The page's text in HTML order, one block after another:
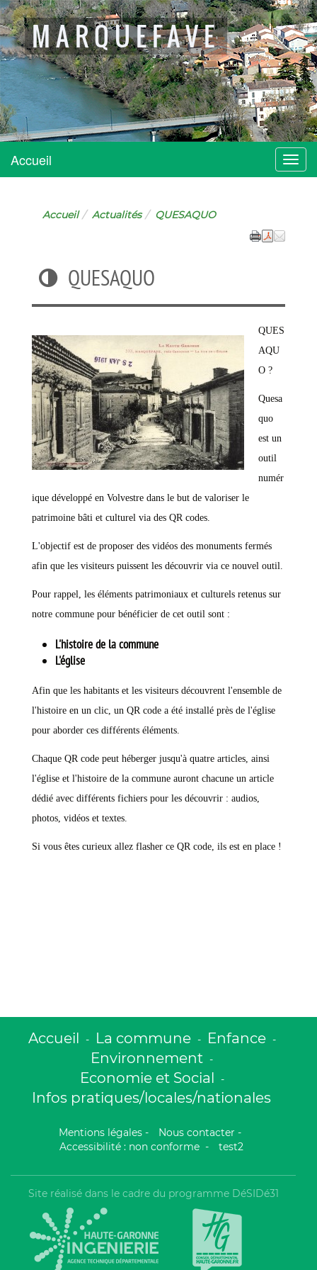
MARQUEFAVE
Menu
Accueil
Accueil Actualités QUESAQUO
QUESAQUO
QUES
AQU
O ?
Quesa
quo
est un
outil
numér
ique développé en Volvestre dans le but de valoriser le
patrimoine bâti et culturel via des QR codes.
L'objectif est de proposer des vidéos des monuments fermés
afin que les visiteurs puissent les découvrir via ce nouvel outil.
Pour rappel, les éléments patrimoniaux et culturels retenus sur
notre commune pour bénéficier de cet outil sont :
L'histoire de la commune
L'église
Afin que les habitants et les visiteurs découvrent l'ensemble de
l'histoire en un clic, un QR code a été installé près de l'église
pour aborder ces différents éléments.
Chaque QR code peut héberger jusqu'à quatre articles, ainsi
l'église et l'histoire de la commune auront chacune un article
dédié avec différents fichiers pour les découvrir : audios,
photos, vidéos et textes.
Si vous êtes curieux allez flasher ce QR code, ils est en place !
Accueil - La commune - Enfance -
Environnement -
Economie et Social -
Infos pratiques/locales/nationales
Mentions légales - Nous contacter -
Accessibilité : non conforme - test2
Site réalisé dans le cadre du programme DéSIDé31